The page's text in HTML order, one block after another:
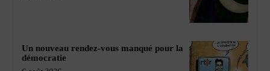
Un nouveau rendez-vous manqué pour la
démocratie